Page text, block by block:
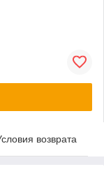
возврата